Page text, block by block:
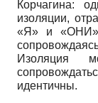
Корчагина:
изоляции,
«Я» и
Изоляция
идентичны.